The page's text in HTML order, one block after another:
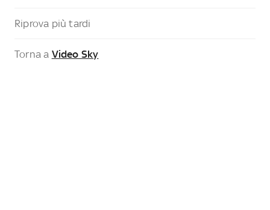
Riprova più tardi
Torna a Video Sky